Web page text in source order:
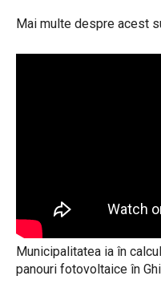
Mai multe despre acest
Municipalitatea ia în
panouri fotovoltaice în